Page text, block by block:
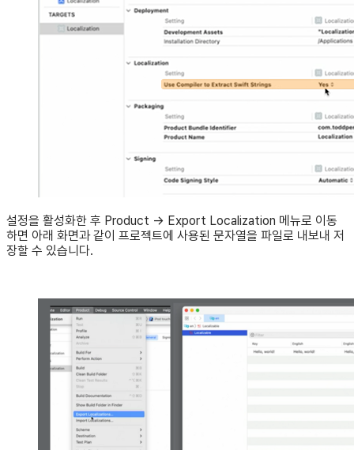
설정을 활성화한 후 Product → Export Localization 메뉴로 이동
하면 아래 화면과 같이 프로젝트에 사용된 문자열을 파일로 내보내 저
장할 수 있습니다.